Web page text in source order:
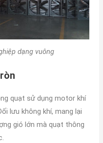
dạng vuông
quạt sử dụng motor khí
lưu không khí, mang lại
gió lớn mà quạt thông